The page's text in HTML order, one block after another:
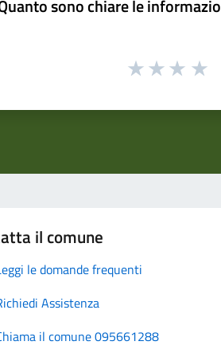
sono chiare le
il comune
le domande frequenti
Assistenza
il comune 095661288